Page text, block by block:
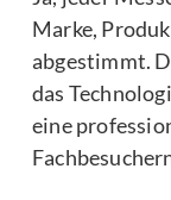
Marke,
abgestimmt.
das
eine